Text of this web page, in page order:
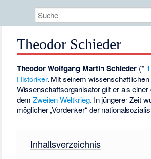
Theodor Schieder
Theodor Wolfgang Martin Schieder (*
Historiker. Mit seinem
Wissenschaftsorganisator gilt er als
demZweiten Weltkrieg. In jüngerer Zeit
möglicher „Vordenker“ der
Inhaltsverzeichnis